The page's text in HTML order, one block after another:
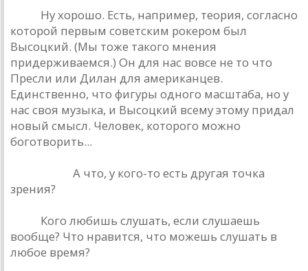
Ну хорошо. Есть, например, теория, согласно
которой первым советским рокером был
Высоцкий. (Мы тоже такого мнения
придерживаемся.) Он для нас вовсе не то что
Пресли или Дилан для американцев.
Единственно, что фигуры одного масштаба, но у
нас своя музыка, и Высоцкий всему этому придал
новый смысл. Человек, которого можно
боготворить...
А что, у кого-то есть другая точка
зрения?
Кого любишь слушать, если слушаешь
вообще? Что нравится, что можешь слушать в
любое время?